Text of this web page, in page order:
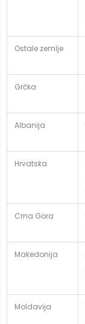
Ostale zemlje
Grčka
Albanija
Hrvatska
Crna Gora
Makedonija
Moldavija